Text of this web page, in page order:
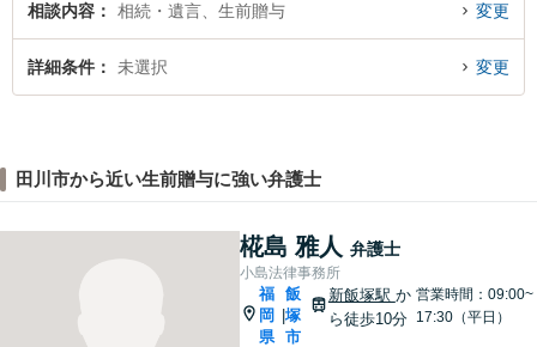
相談内容 相続・遺言、生前贈与 変更
詳細条件 未選択 変更
田川市から近い生前贈与に強い弁護士
椛島 雅人 弁護士
小島法律事務所
福
岡
県
|
飯
塚
市
新飯塚駅 か
ら徒歩10分
営業時間：09:00~
17:30（平日）